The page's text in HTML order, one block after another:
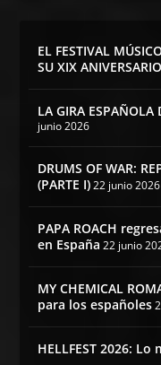
EL FESTIVAL
SU XIX
LA GIRA ESPAÑOLA
junio 2026
DRUMS OF WAR:
(PARTE I) 22 junio 2026
PAPA ROACH
en España 22 junio
MY CHEMICAL
para los españoles
HELLFEST 2026: Lo